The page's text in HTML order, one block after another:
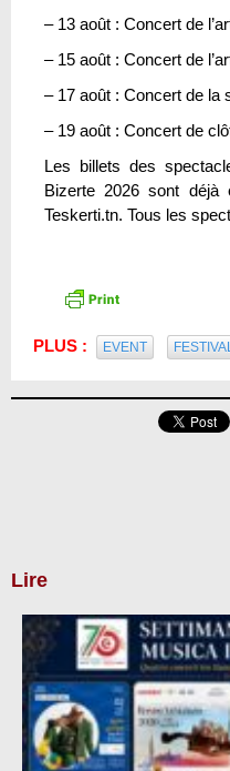
– 13 août : Concert de
– 15 août : Concert de
– 17 août : Concert de la
– 19 août : Concert de
Les billets des
Bizerte 2026 sont
Teskerti.tn. Tous les
PLUS : EVENT
Lire